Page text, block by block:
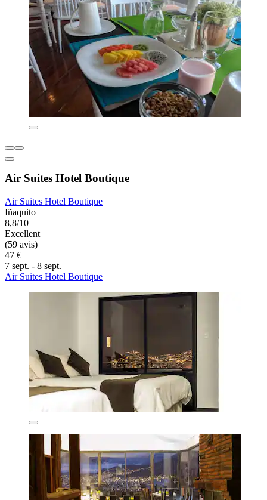
Air Suites Hotel Boutique
Air Suites Hotel Boutique
Iñaquito
8,8/10
Excellent
(59 avis)
47 €
7 sept. - 8 sept.
Air Suites Hotel Boutique